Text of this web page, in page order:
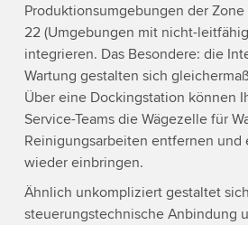
Produktionsumgebungen der Zone
22 (Umgebungen mit nicht-
integrieren. Das Besondere: die
Wartung gestalten sich
Über eine Dockingstation können
Service-Teams die Wägezelle für
Reinigungsarbeiten entfernen und
wieder einbringen.
Ähnlich unkompliziert gestaltet
steuerungstechnische Anbindung